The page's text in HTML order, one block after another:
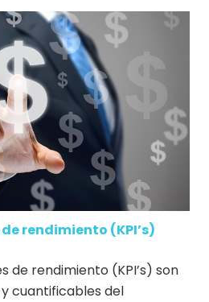
rendimiento (KPI’s)
de rendimiento (KPI’s) son
cuantificables del